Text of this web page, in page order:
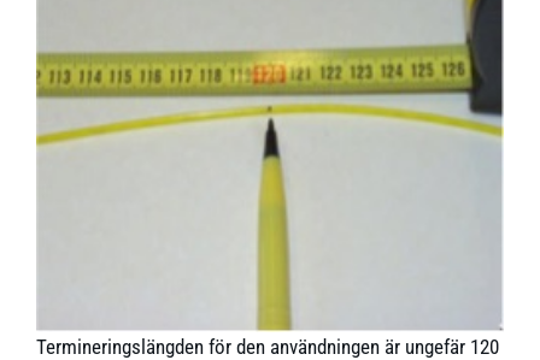
Termineringslängden för den användningen är ungefär 120